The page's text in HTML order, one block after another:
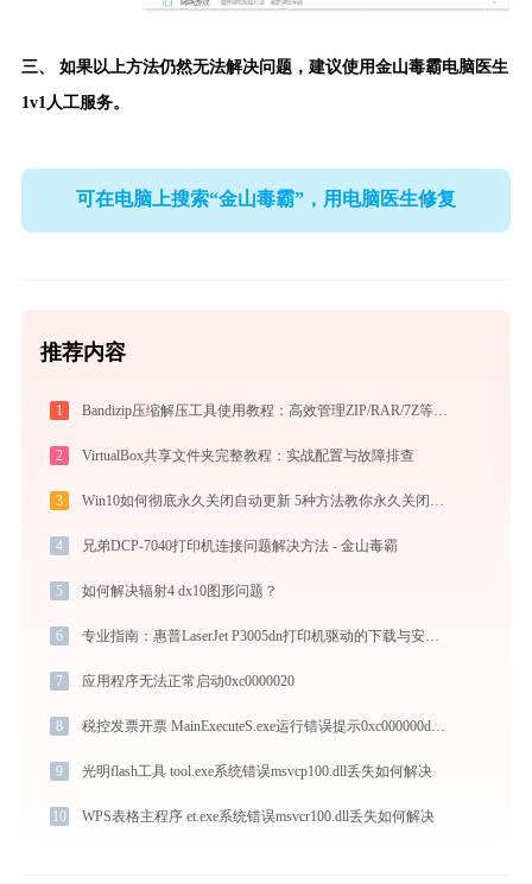
三、 如果以上方法仍然无法解决问题，建议使用金山毒霸电脑医生
1v1人工服务。
可在电脑上搜索“金山毒霸”，用电脑医生修复
推荐内容
1 Bandizip压缩解压工具使用教程：高效管理ZIP/RAR/7Z等30+格式的免费压缩神器
2 VirtualBox共享文件夹完整教程：实战配置与故障排查
3
4 兄弟DCP-7040打印机连接问题解决方法 - 金山毒霸
5 如何解决辐射4 dx10图形问题？
6 专业指南：惠普LaserJet P3005dn打印机驱动的下载与安装步骤详解
7 应用程序无法正常启动0xc0000020
8 税控发票开票 MainExecuteS.exe运行错误提示0xc000000d的解决办法
9 光明flash工具 tool.exe系统错误msvcp100.dll丢失如何解决
10 WPS表格主程序 et.exe系统错误msvcr100.dll丢失如何解决